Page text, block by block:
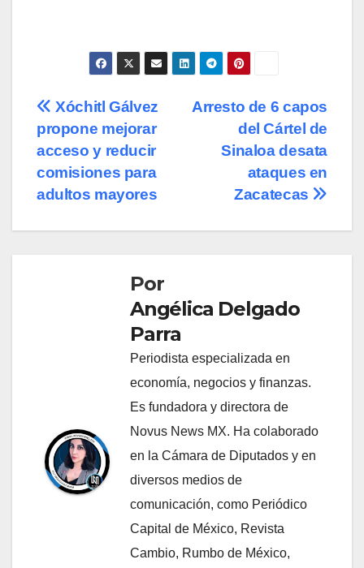
Navegación
de
entradas
Arresto de 6 capos
del Cártel de
Sinaloa desata
ataques en
Zacatecas
Xóchitl Gálvez
propone mejorar
acceso y reducir
comisiones para
adultos mayores
Por
Angélica Delgado
Parra
Periodista especializada en
economía, negocios y finanzas.
Es fundadora y directora de
Novus News MX. Ha colaborado
en la Cámara de Diputados y en
diversos medios de
comunicación, como Periódico
Capital de México, Revista
Cambio, Rumbo de México,